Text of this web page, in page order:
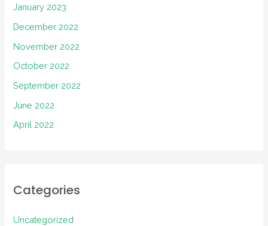
January 2023
December 2022
November 2022
October 2022
September 2022
June 2022
April 2022
Categories
Uncategorized